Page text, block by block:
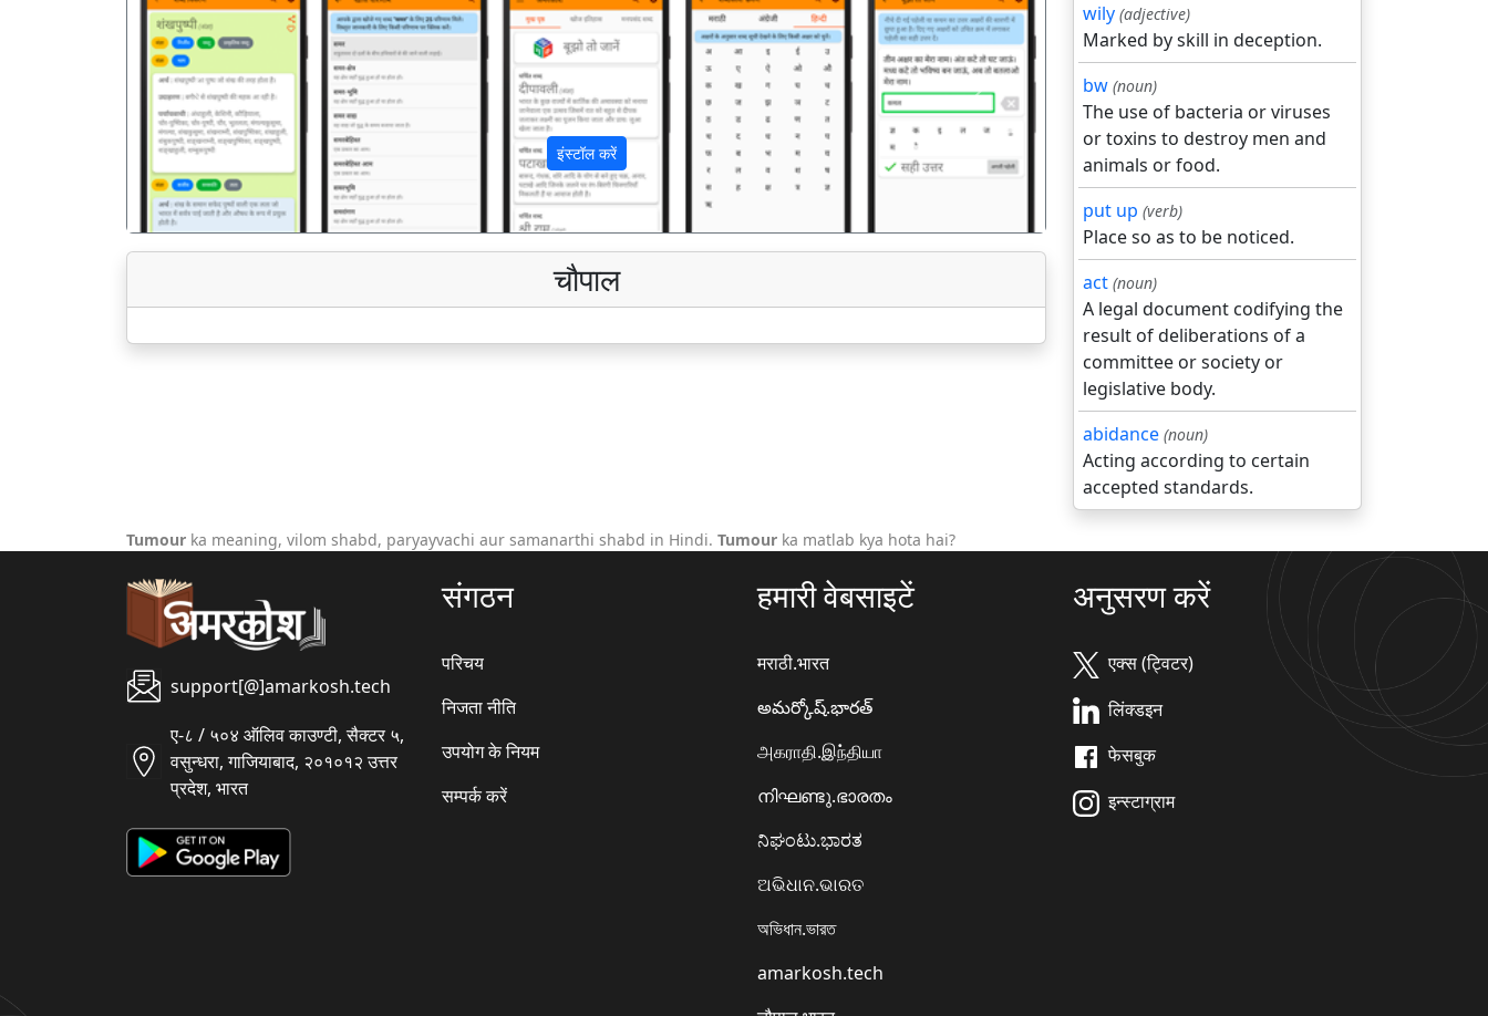
इंस्टॉल करें
पिछला अगला
चौपाल
wily (adjective)
Marked by skill in deception.
bw (noun)
The use of bacteria or viruses
or toxins to destroy men and
animals or food.
put up (verb)
Place so as to be noticed.
act (noun)
A legal document codifying the
result of deliberations of a
committee or society or
legislative body.
abidance (noun)
Acting according to certain
accepted standards.
Tumour ka meaning, vilom shabd, paryayvachi aur samanarthi shabd in Hindi. Tumour ka matlab kya hota hai?
support[@]amarkosh.tech
ए-८ / ५०४ ऑलिव काउण्टी, सैक्टर ५,
वसुन्धरा, गाजियाबाद, २०१०१२ उत्तर
प्रदेश, भारत
संगठन
परिचय
निजता नीति
उपयोग के नियम
सम्पर्क करें
हमारी वेबसाइटें
मराठी.भारत
అమర్కోష్.భారత్
அகராதி.இந்தியா
നിഘണ്ടു.ഭാരതം
ನಿಘಂಟು.ಭಾರತ
ଅଭିଧାନ.ଭାରତ
অভিধান.ভারত
amarkosh.tech
अनुसरण करें
एक्स (ट्विटर)
लिंक्डइन
फेसबुक
इन्स्टाग्राम